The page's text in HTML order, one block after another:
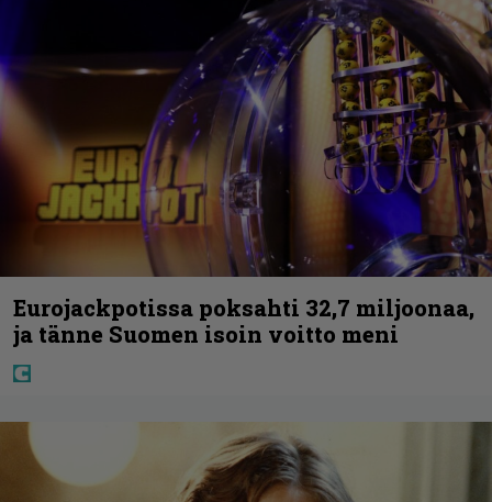
Eurojackpotissa poksahti 32,7 miljoonaa,
ja tänne Suomen isoin voitto meni